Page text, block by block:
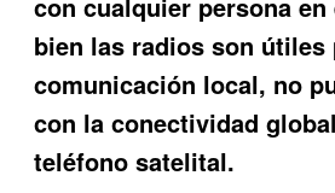
con cualquier persona
bien las radios son útiles
comunicación local, no
con la conectividad
teléfono satelital.